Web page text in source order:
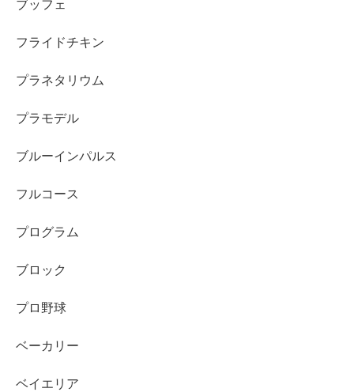
ブッフェ
フライドチキン
プラネタリウム
プラモデル
ブルーインパルス
フルコース
プログラム
ブロック
プロ野球
ベーカリー
ベイエリア